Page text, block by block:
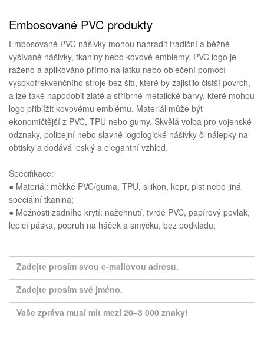
Embosované PVC produkty
Embosované PVC nášivky mohou nahradit tradiční a běžné
vyšívané nášivky, tkaniny nebo kovové emblémy, PVC logo je
raženo a aplikováno přímo na látku nebo oblečení pomocí
vysokofrekvenčního stroje bez šití, které by zajistilo čistší povrch,
a lze také napodobit zlaté a stříbrné metalické barvy, které mohou
logo přiblížit kovovému emblému. Materiál může být
ekonomičtější z PVC, TPU nebo gumy. Skvělá volba pro vojenské
odznaky, policejní nebo slavné logologické nášivky či nálepky na
obtisky a dodává lesklý a elegantní vzhled.
Specifikace:
● Materiál: měkké PVC/guma, TPU, silikon, kepr, plst nebo jiná
speciální tkanina;
● Možnosti zadního krytí: nažehnutí, tvrdé PVC, papírový povlak,
lepicí páska, popruh na háček a smyčku, bez podkladu;